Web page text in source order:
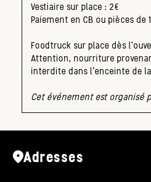
Vestiaire sur place : 2€
Paiement en CB ou pièces de
Foodtruck sur place dès
Attention, nourriture
interdite dans l’enceinte de
Cet événement est organisé
Adresses